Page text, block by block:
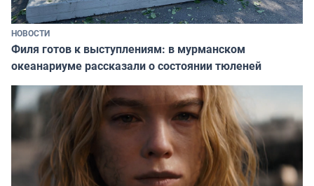
НОВОСТИ
Филя готов к выступлениям: в мурманском
океанариуме рассказали о состоянии тюленей